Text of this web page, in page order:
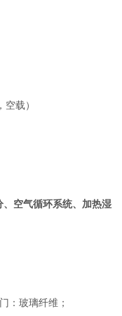
载）
空气循环系统、加热湿
：玻璃纤维；